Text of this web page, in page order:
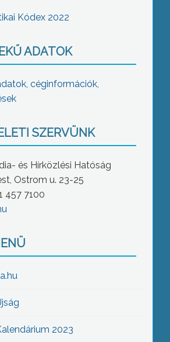
Kódex 2022
ADATOK
céginformációk,
SZERVÜNK
és Hírközlési Hatóság
Ostrom u. 23-25
457 7100
2023